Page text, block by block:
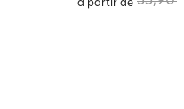
à partir de